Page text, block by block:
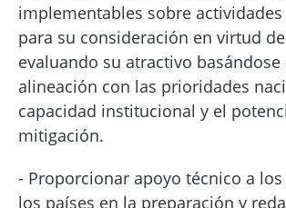
implementables sobre
para su consideración en virtud
evaluando su atractivo basándose
alineación con las prioridades
capacidad institucional y el
mitigación.
- Proporcionar apoyo técnico a
los países en la preparación y